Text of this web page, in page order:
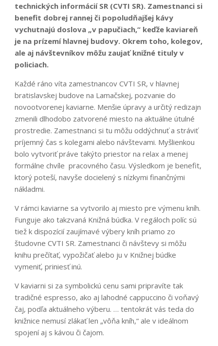
technických informácií SR (CVTI SR). Zamestnanci si
benefit dobrej rannej či popoludňajšej kávy
vychutnajú doslova „v papučiach,“ keďže kaviareň
je na prízemí hlavnej budovy. Okrem toho, kolegov,
ale aj návštevníkov môžu zaujať knižné tituly v
policiach.
Každé ráno víta zamestnancov CVTI SR, v hlavnej
bratislavskej budove na Lamačskej, pozvanie do
novootvorenej kaviarne. Menšie úpravy a určitý redizajn
zmenili dlhodobo zatvorené miesto na aktuálne útulné
prostredie. Zamestnanci si tu môžu oddýchnuť a stráviť
príjemný čas s kolegami alebo návštevami. Myšlienkou
bolo vytvoriť práve takýto priestor na relax a menej
formálne chvíle pracovného času. Výsledkom je benefit,
ktorý poteší, navyše docielený s nízkymi finančnými
nákladmi.
V rámci kaviarne sa vytvorilo aj miesto pre výmenu kníh.
Funguje ako takzvaná Knižná búdka. V regáloch políc sú
tiež k dispozícií zaujímavé výbery kníh priamo zo
študovne CVTI SR. Zamestnanci či návštevy si môžu
knihu prečítať, vypožičať alebo ju v Knižnej búdke
vymeniť, priniesť inú.
V kaviarni si za symbolickú cenu sami pripravíte tak
tradičné espresso, ako aj lahodné cappuccino či voňavý
čaj, podľa aktuálneho výberu. … tentokrát vás teda do
knižnice nemusí zlákať len „vôňa kníh,“ ale v ideálnom
spojení aj s kávou či čajom.